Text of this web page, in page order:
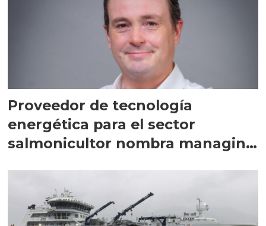
Proveedor de tecnología
energética para el sector
salmonicultor nombra managing